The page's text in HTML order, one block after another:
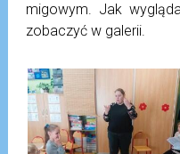
migowym. Jak
zobaczyć w galerii.